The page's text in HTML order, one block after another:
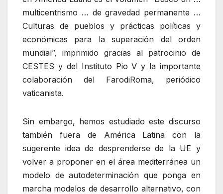
multicentrismo … de gravedad permanente …
Culturas de pueblos y prácticas políticas y
económicas para la superación del orden
mundial”, imprimido gracias al patrocinio de
CESTES y del Instituto Pio V y la importante
colaboración del FarodiRoma, periódico
vaticanista.
Sin embargo, hemos estudiado este discurso
también fuera de América Latina con la
sugerente idea de desprenderse de la UE y
volver a proponer en el área mediterránea un
modelo de autodeterminación que ponga en
marcha modelos de desarrollo alternativo, con